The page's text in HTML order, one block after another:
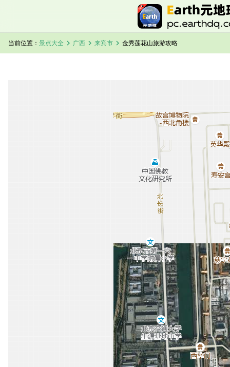
当前位置： 景点大全 chevron_right 广西 chevron_right 来宾市 chevron_right 金秀莲花山旅游攻略